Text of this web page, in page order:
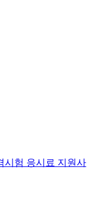
시험 응시료 지원사